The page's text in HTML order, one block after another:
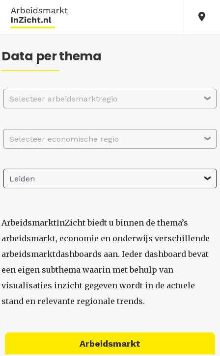
Data per thema
Selecteer arbeidsmarktregio
Selecteer economische regio
Leiden
ArbeidsmarktInZicht biedt u binnen de thema’s
arbeidsmarkt, economie en onderwijs verschillende
arbeidsmarktdashboards aan. Ieder dashboard bevat
een eigen subthema waarin met behulp van
visualisaties inzicht gegeven wordt in de actuele
stand en relevante regionale trends.
Arbeidsmarkt